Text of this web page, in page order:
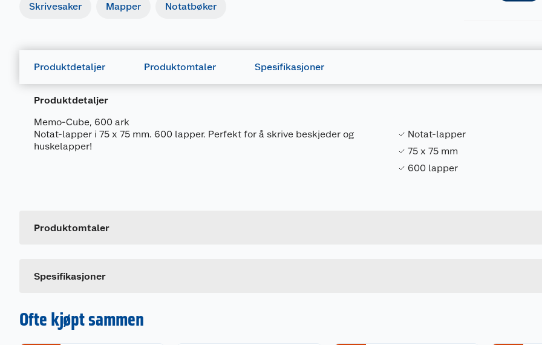
Skrivesaker Mapper Notatbøker
Produktdetaljer Produktomtaler Spesifikasjoner
Produktdetaljer
Memo-Cube, 600 ark
Notat-lapper i 75 x 75 mm. 600 lapper. Perfekt for å skrive beskjeder og
huskelapper!
Notat-lapper
75 x 75 mm
600 lapper
Produktomtaler
Spesifikasjoner
Leverandørens artikkelnummer
Ofte kjøpt sammen